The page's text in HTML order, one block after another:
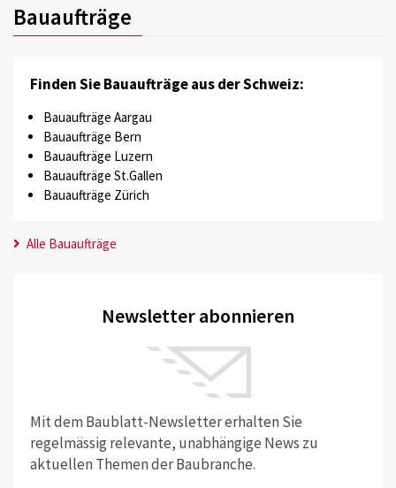
Bauaufträge
Finden Sie Bauaufträge aus der Schweiz:
Bauaufträge Aargau
Bauaufträge Bern
Bauaufträge Luzern
Bauaufträge St.Gallen
Bauaufträge Zürich
Alle Bauaufträge
Newsletter abonnieren
Mit dem Baublatt-Newsletter erhalten Sie
regelmässig relevante, unabhängige News zu
aktuellen Themen der Baubranche.